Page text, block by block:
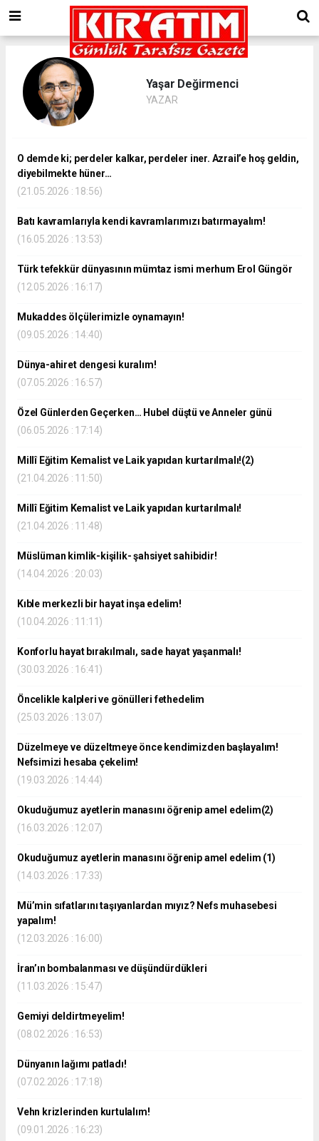
Yaşar Değirmenci
YAZAR
O demde ki; perdeler kalkar, perdeler iner. Azrail’e hoş geldin,
diyebilmekte hüner…
(21.05.2026 : 18:56)
Batı kavramlarıyla kendi kavramlarımızı batırmayalım!
(16.05.2026 : 13:53)
Türk tefekkür dünyasının mümtaz ismi merhum Erol Güngör
(12.05.2026 : 16:17)
Mukaddes ölçülerimizle oynamayın!
(09.05.2026 : 14:40)
Dünya-ahiret dengesi kuralım!
(07.05.2026 : 16:57)
Özel Günlerden Geçerken… Hubel düştü ve Anneler günü
(06.05.2026 : 17:14)
Millî Eğitim Kemalist ve Laik yapıdan kurtarılmalı!(2)
(21.04.2026 : 11:50)
Millî Eğitim Kemalist ve Laik yapıdan kurtarılmalı!
(21.04.2026 : 11:48)
Müslüman kimlik-kişilik- şahsiyet sahibidir!
(14.04.2026 : 20:03)
Kıble merkezli bir hayat inşa edelim!
(10.04.2026 : 11:11)
Konforlu hayat bırakılmalı, sade hayat yaşanmalı!
(30.03.2026 : 16:41)
Öncelikle kalpleri ve gönülleri fethedelim
(25.03.2026 : 13:07)
Düzelmeye ve düzeltmeye önce kendimizden başlayalım!
Nefsimizi hesaba çekelim!
(19.03.2026 : 14:44)
Okuduğumuz ayetlerin manasını öğrenip amel edelim(2)
(16.03.2026 : 12:07)
Okuduğumuz ayetlerin manasını öğrenip amel edelim (1)
(14.03.2026 : 17:33)
Mü’min sıfatlarını taşıyanlardan mıyız? Nefs muhasebesi
yapalım!
(12.03.2026 : 16:00)
İran’ın bombalanması ve düşündürdükleri
(11.03.2026 : 15:47)
Gemiyi deldirtmeyelim!
(08.02.2026 : 16:53)
Dünyanın lağımı patladı!
(07.02.2026 : 17:18)
Vehn krizlerinden kurtulalım!
(09.01.2026 : 16:23)